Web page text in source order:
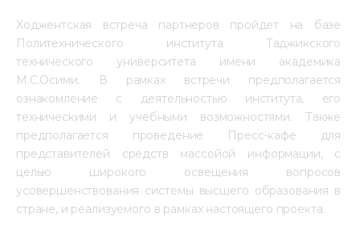
Ходжентская встреча партнеров пройдет на базе
Политехнического института Таджикского
технического университета имени академика
М.С.Осими. В рамках встречи предполагается
ознакомление с деятельностью института, его
техническими и учебными возможностями. Также
предполагается проведение Пресс-кафе для
представителей средств массойой информации, с
целью широкого освещения вопросов
усовершенствования системы высшего образования в
стране, и реализуемого в рамках настоящего проекта.